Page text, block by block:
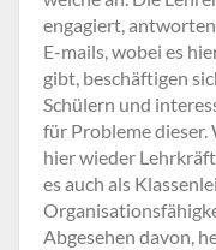
engagiert,
E-mails, wobei es
gibt, beschäftigen
Schülern und
für Probleme dieser.
hier wieder
es auch als
Abgesehen davon,